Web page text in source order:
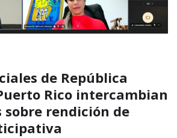
de República
Rico intercambian
sobre rendición de